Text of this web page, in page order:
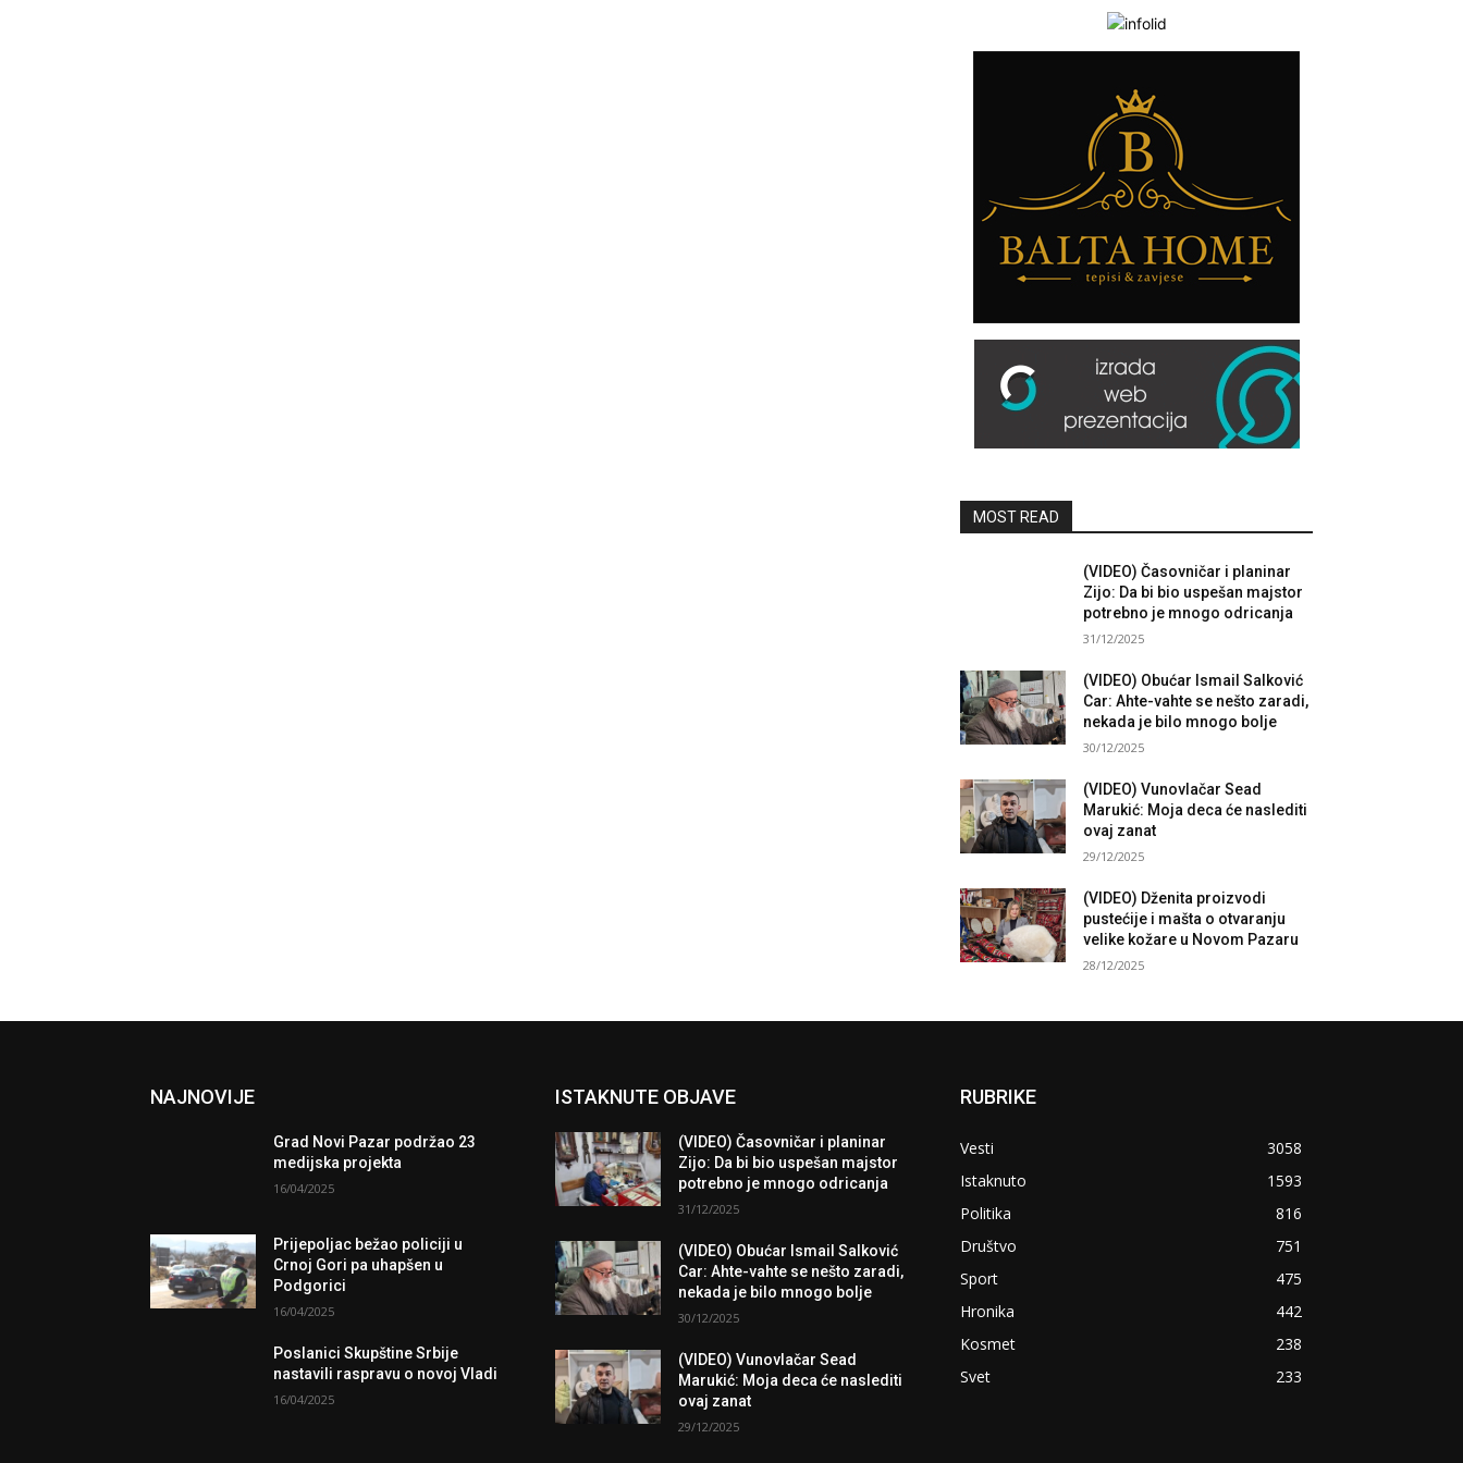
MOST READ
(VIDEO) Časovničar i planinar
Zijo: Da bi bio uspešan majstor
potrebno je mnogo odricanja
31/12/2025
(VIDEO) Obućar Ismail Salković
Car: Ahte-vahte se nešto zaradi,
nekada je bilo mnogo bolje
30/12/2025
(VIDEO) Vunovlačar Sead
Marukić: Moja deca će naslediti
ovaj zanat
29/12/2025
(VIDEO) Dženita proizvodi
pustećije i mašta o otvaranju
velike kožare u Novom Pazaru
28/12/2025
NAJNOVIJE
Grad Novi Pazar podržao 23
medijska projekta
16/04/2025
Prijepoljac bežao policiji u
Crnoj Gori pa uhapšen u
Podgorici
16/04/2025
Poslanici Skupštine Srbije
nastavili raspravu o novoj Vladi
16/04/2025
ISTAKNUTE OBJAVE
(VIDEO) Časovničar i planinar
Zijo: Da bi bio uspešan majstor
potrebno je mnogo odricanja
31/12/2025
(VIDEO) Obućar Ismail Salković
Car: Ahte-vahte se nešto zaradi,
nekada je bilo mnogo bolje
30/12/2025
(VIDEO) Vunovlačar Sead
Marukić: Moja deca će naslediti
ovaj zanat
29/12/2025
RUBRIKE
Vesti
3058
Istaknuto
1593
Politika
816
Društvo
751
Sport
475
Hronika
442
Kosmet
238
Svet
233